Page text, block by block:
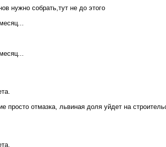
нужно собрать,тут не до этого
просто отмазка, львиная доля уйдет на